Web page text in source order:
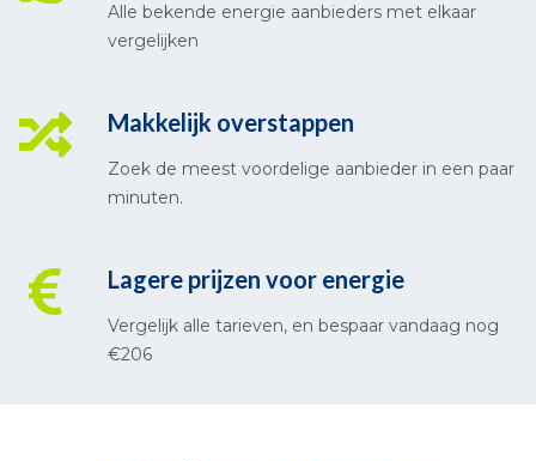
Alle bekende energie aanbieders met elkaar
vergelijken
Makkelijk overstappen
Zoek de meest voordelige aanbieder in een paar
minuten.
Lagere prijzen voor energie
Vergelijk alle tarieven, en bespaar vandaag nog
€206